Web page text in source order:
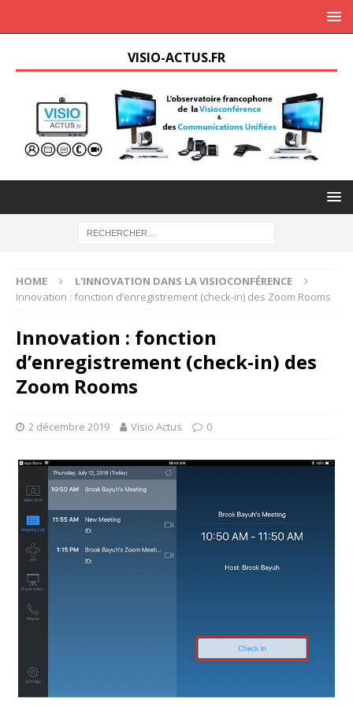
VISIO-ACTUS.FR
HOME
L'INNOVATION DANS LA VISIOCONFÉRENCE
Innovation : fonction d’enregistrement (check-in) des Zoom Rooms
Innovation : fonction
d’enregistrement (check-in) des
Zoom Rooms
2 décembre 2019 Visio Actus 0